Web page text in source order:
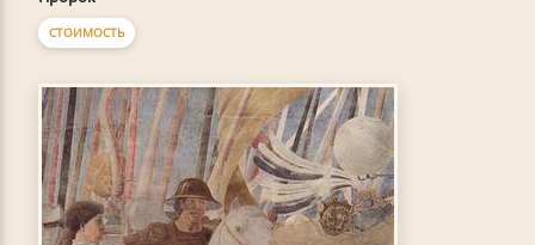
СТОИМОСТЬ